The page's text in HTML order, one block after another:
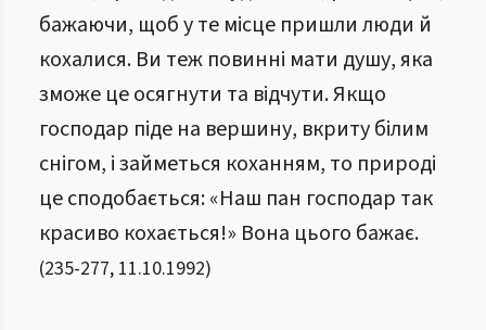
бажаючи, щоб у те місце пришли люди й
кохалися. Ви теж повинні мати душу, яка
зможе це осягнути та відчути. Якщо
господар піде на вершину, вкриту білим
снігом, і займеться коханням, то природі
це сподобається: «Наш пан господар так
красиво кохається!» Вона цього бажає.
(235-277, 11.10.1992)